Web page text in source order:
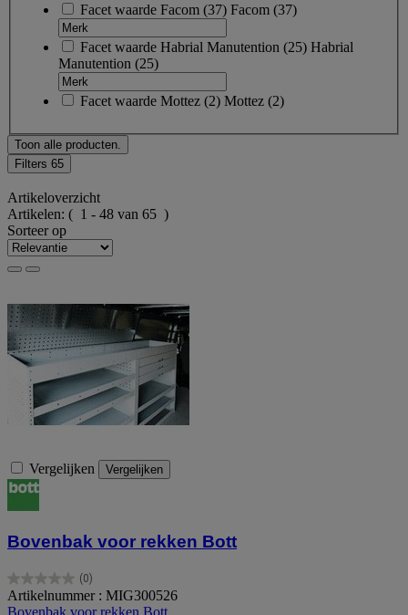
Facet waarde Facom (37) Facom (37)
Facet waarde Habrial Manutention (25) Habrial
Manutention (25)
Facet waarde Mottez (2) Mottez (2)
Toon alle producten.
Filters 65
Artikeloverzicht
Artikelen: ( 1 - 48 van 65 )
Sorteer op
Vergelijken Vergelijken
Bovenbak voor rekken Bott
(0)
0.0
van
Artikelnummer : MIG300526
Bovenbak voor rekken Bott